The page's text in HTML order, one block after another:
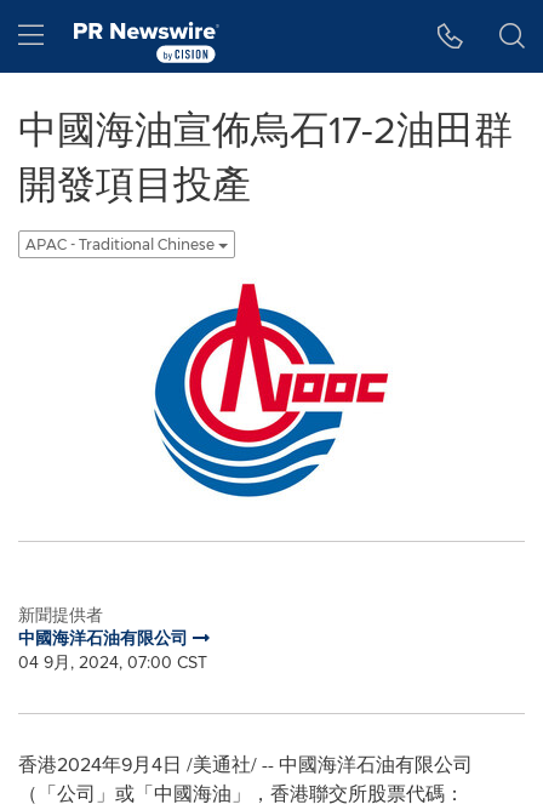
Hamburger menu
中國海油宣佈烏石17-2油田群
開發項目投產
APAC - Traditional Chinese
新聞提供者
中國海洋石油有限公司
04 9月, 2024, 07:00 CST
香港2024年9月4日 /美通社/ -- 中國海洋石油有限公司
（「公司」或「中國海油」，香港聯交所股票代碼：